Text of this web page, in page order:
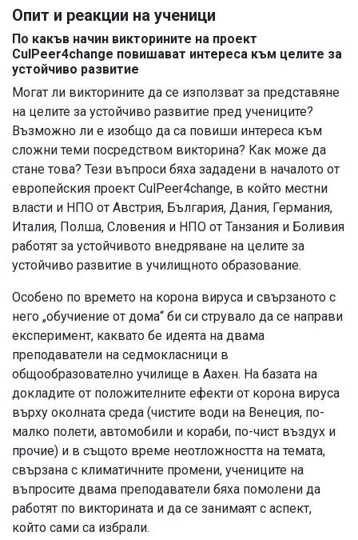
Опит и реакции на ученици
По какъв начин викторините на проект
CulPeer4change повишават интереса към целите за
устойчиво развитие
Могат ли викторините да се използват за представяне
на целите за устойчиво развитие пред учениците?
Възможно ли е изобщо да са повиши интереса към
сложни теми посредством викторина? Как може да
стане това? Тези въпроси бяха зададени в началото от
европейския проект CulPeer4change, в който местни
власти и НПО от Австрия, България, Дания, Германия,
Италия, Полша, Словения и НПО от Танзания и Боливия
работят за устойчивото внедряване на целите за
устойчиво развитие в училищното образование.
Особено по времето на корона вируса и свързаното с
него „обучиение от дома“ би си струвало да се направи
експеримент, каквато бе идеята на двама
преподаватели на седмокласници в
общообразователно училище в Аахен. На базата на
докладите от положителните ефекти от корона вируса
върху околната среда (чистите води на Венеция, по-
малко полети, автомобили и кораби, по-чист въздух и
прочие) и в същото време неотложността на темата,
свързана с климатичните промени, учениците на
въпросите двама преподаватели бяха помолени да
работят по викторината и да се занимаят с аспект,
който сами са избрали.